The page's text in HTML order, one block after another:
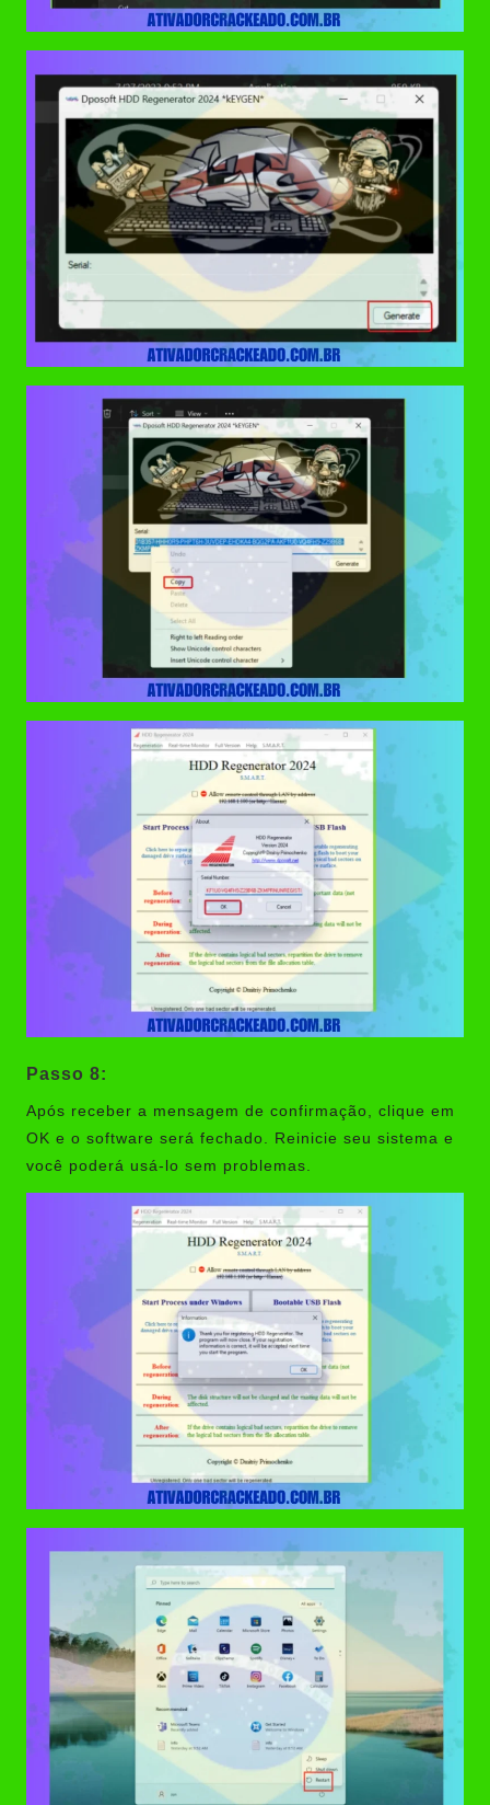
Passo 8:
Após receber a mensagem de confirmação, clique em
OK e o software será fechado. Reinicie seu sistema e
você poderá usá-lo sem problemas.